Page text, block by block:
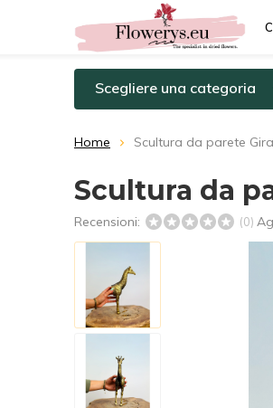
Scegliere una categoria
Home Scultura da parete
Scultura da
Recensioni: (0)